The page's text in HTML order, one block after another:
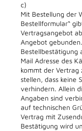
c)
Mit Bestellung der
Bestellformular“
Vertragsangebot
Angebot
Bestellbestätigung
Mail Adresse des
kommt der Vertrag
stellen, dass keine
verhindern. Allein
Angaben sind
auf technischen
Vertrag mit
Bestätigung wird